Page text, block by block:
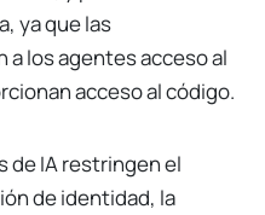
ya que las
los agentes acceso al
acceso al código.
de IA restringen el
de identidad, la